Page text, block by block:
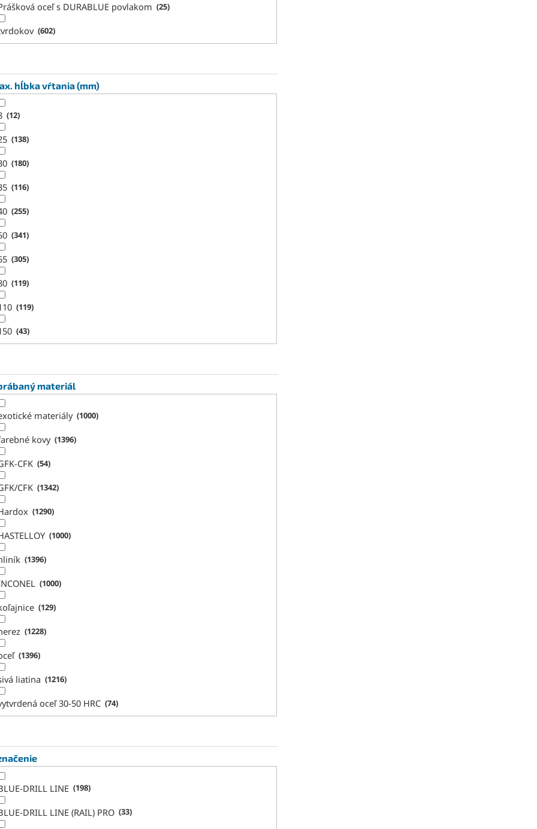
oceľ s DURABLUE povlakom 25
602
hĺbka vŕtania (mm)
12
138
180
116
255
341
305
119
119
43
materiál
materiály 1000
kovy 1396
CFK 54
CFK 1342
1290
1000
1396
1000
129
1228
1396
liatina 1216
oceľ 30-50 HRC 74
DRILL LINE 198
DRILL LINE (RAIL) PRO 33